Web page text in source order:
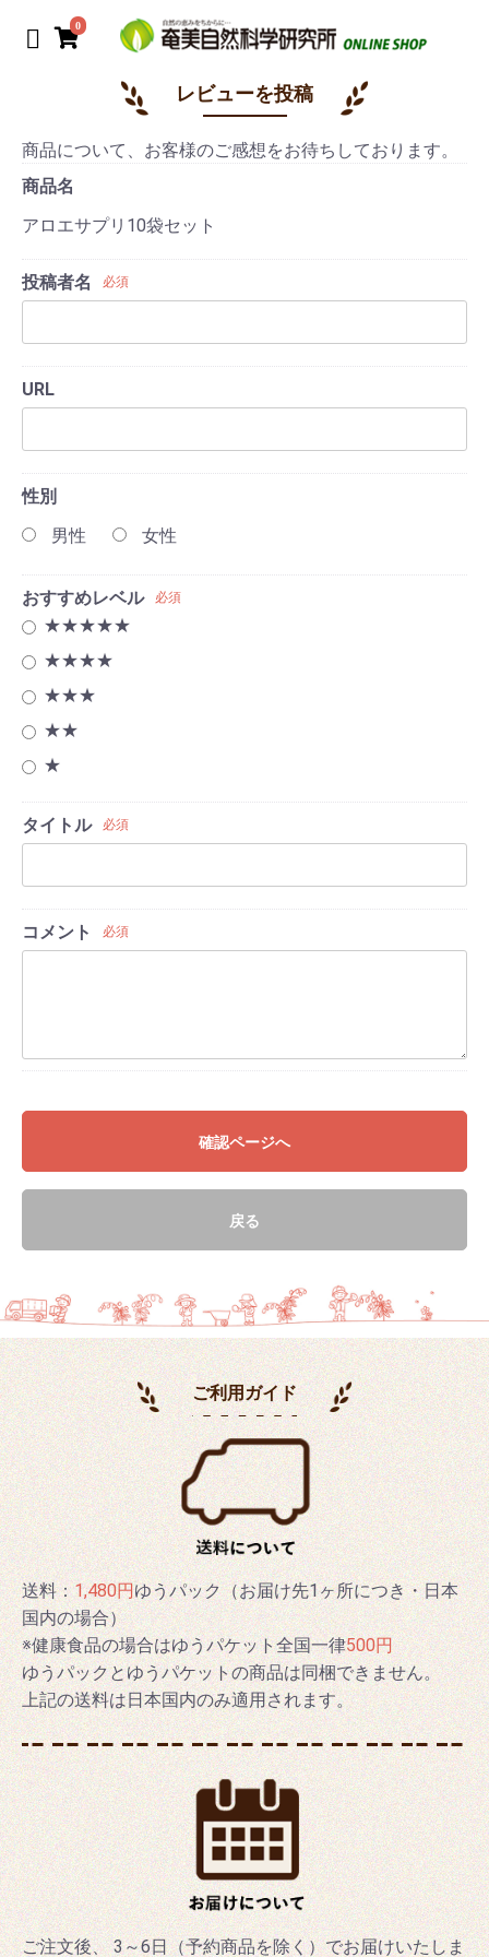
0
レビューを投稿
商品について、お客様のご感想をお待ちしております。
商品名
アロエサプリ10袋セット
投稿者名 必須
URL
性別
男性
女性
おすすめレベル 必須
★★★★★
★★★★
★★★
★★
★
タイトル 必須
コメント 必須
確認ページへ
戻る
ご利用ガイド
送料：1,480円ゆうパック（お届け先1ヶ所につき・日本
国内の場合）
※健康食品の場合はゆうパケット全国一律500円
ゆうパックとゆうパケットの商品は同梱できません。
上記の送料は日本国内のみ適用されます。
ご注文後、 3～6日（予約商品を除く）でお届けいたしま